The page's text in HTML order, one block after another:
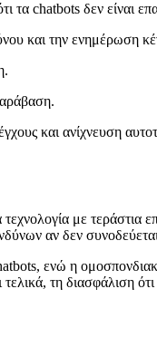
τα chatbots δεν είναι
και την ενημέρωση
και ανίχνευση
τεχνολογία με τεράστια
αν δεν
ενώ η
τη διασφάλιση